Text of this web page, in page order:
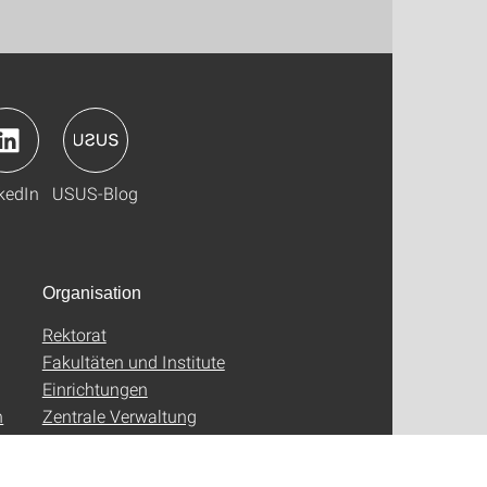
USUS-Blog
Organisation
Rektorat
Fakultäten und Institute
Einrichtungen
Zentrale Verwaltung